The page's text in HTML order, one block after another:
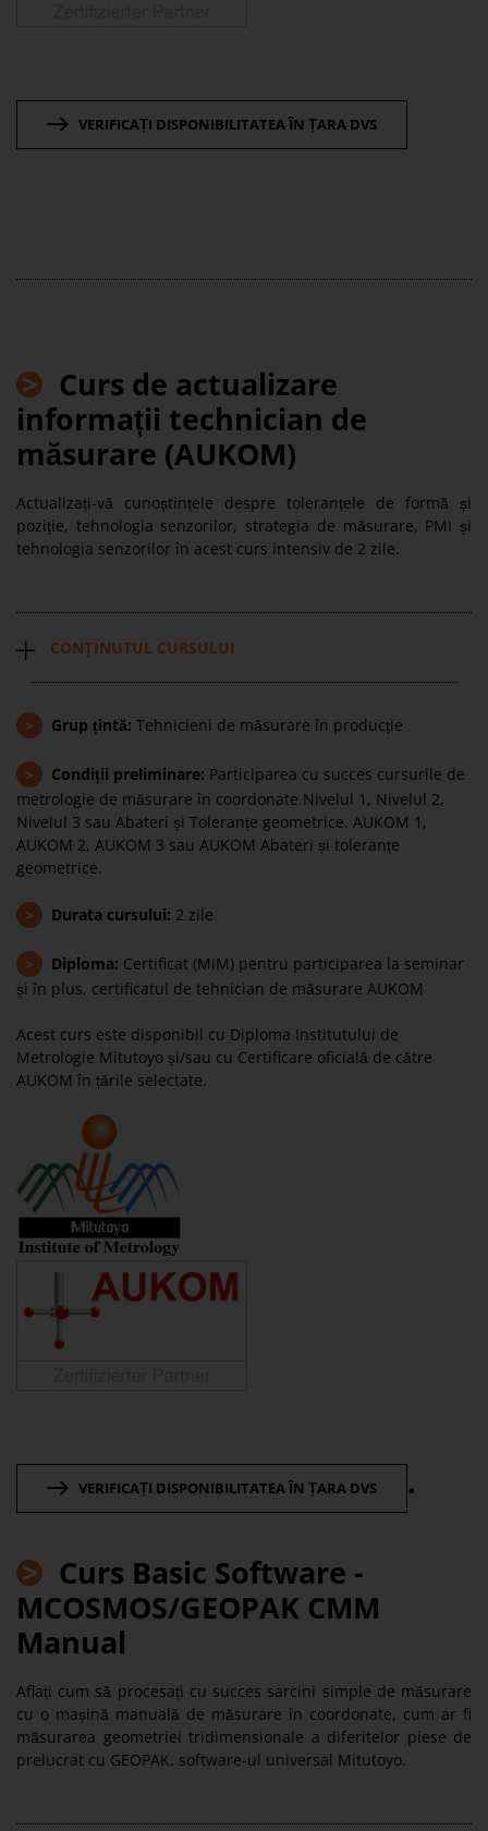
VERIFICAȚI DISPONIBILITATEA ÎN ȚARA DVS
> Curs de actualizare
informații technician de
măsurare (AUKOM)
Actualizați-vă cunoștințele despre toleranțele de formă și
poziție, tehnologia senzorilor, strategia de măsurare, PMI și
tehnologia senzorilor în acest curs intensiv de 2 zile.
CONȚINUTUL CURSULUI
> Grup țintă: Tehnicieni de măsurare în producție
> Condiții preliminare: Participarea cu succes cursurile de
metrologie de măsurare în coordonate Nivelul 1, Nivelul 2,
Nivelul 3 sau Abateri și Toleranțe geometrice. AUKOM 1,
AUKOM 2, AUKOM 3 sau AUKOM Abateri și toleranțe
geometrice.
> Durata cursului: 2 zile
> Diploma: Certificat (MiM) pentru participarea la seminar
și în plus, certificatul de tehnician de măsurare AUKOM
Acest curs este disponibil cu Diploma Institutului de
Metrologie Mitutoyo și/sau cu Certificare oficială de către
AUKOM în țările selectate.
VERIFICAȚI DISPONIBILITATEA ÎN ȚARA DVS .
> Curs Basic Software -
MCOSMOS/GEOPAK CMM
Manual
Aflați cum să procesați cu succes sarcini simple de măsurare
cu o mașină manuală de măsurare în coordonate, cum ar fi
măsurarea geometriei tridimensionale a diferitelor piese de
prelucrat cu GEOPAK, software-ul universal Mitutoyo.